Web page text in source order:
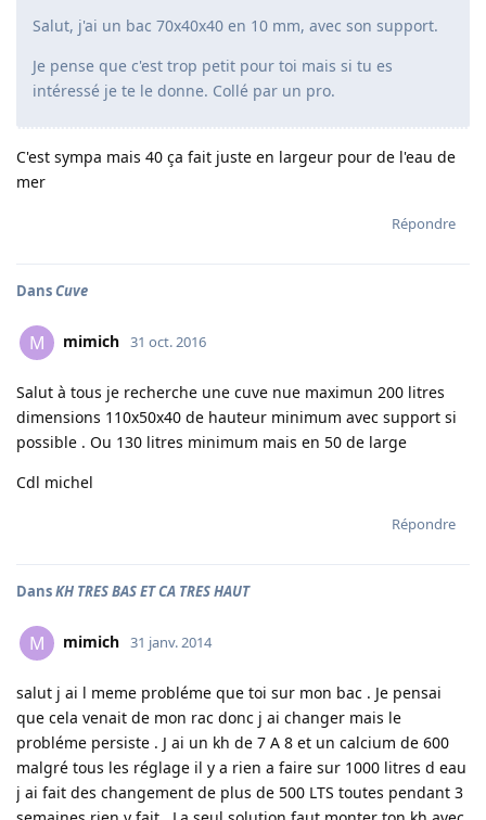
Salut, j'ai un bac 70x40x40 en 10 mm, avec son support.
Je pense que c'est trop petit pour toi mais si tu es
intéressé je te le donne. Collé par un pro.
C'est sympa mais 40 ça fait juste en largeur pour de l'eau de
mer
Répondre
DansCuve
M mimich 31 oct. 2016
Salut à tous je recherche une cuve nue maximun 200 litres
dimensions 110x50x40 de hauteur minimum avec support si
possible . Ou 130 litres minimum mais en 50 de large
Cdl michel
Répondre
DansKH TRES BAS ET CA TRES HAUT
M mimich 31 janv. 2014
salut j ai l meme probléme que toi sur mon bac . Je pensai
que cela venait de mon rac donc j ai changer mais le
probléme persiste . J ai un kh de 7 A 8 et un calcium de 600
malgré tous les réglage il y a rien a faire sur 1000 litres d eau
j ai fait des changement de plus de 500 LTS toutes pendant 3